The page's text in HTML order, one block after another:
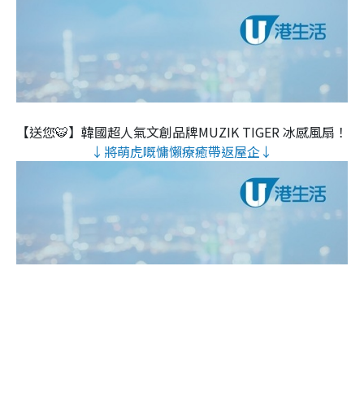
【送您🐯】韓國超人氣文創品牌MUZIK TIGER 冰感風扇！
↓將萌虎嘅慵懶療癒帶返屋企↓